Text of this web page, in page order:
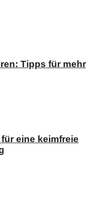
Tipps für mehr
eine keimfreie